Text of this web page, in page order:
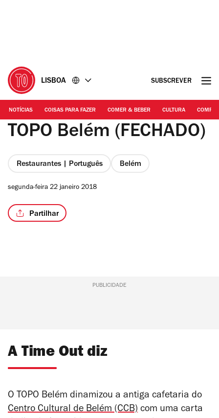
LISBOA SUBSCREVER
NOTÍCIAS COISAS PARA FAZER COMER & BEBER CULTURA
TOPO Belém (FECHADO)
Restaurantes | Português Belém
segunda-feira 22 janeiro 2018
Partilhar
PUBLICIDADE
A Time Out diz
O TOPO Belém dinamizou a antiga cafetaria do
Centro Cultural de Belém (CCB) com uma carta